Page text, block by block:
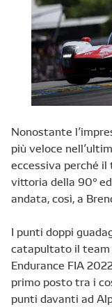
Nonostante
più veloce
eccessiva perché
vittoria della 90°
andata, così, a
I punti doppi
catapultato il team
Endurance FIA
primo posto tra i
punti davanti ad